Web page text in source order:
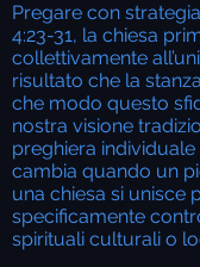
Pregare con
4:23-31, la chiesa
collettivamente
risultato che la
che modo questo
nostra visione
preghiera individuale
cambia quando un
una chiesa si unisce
specificamente
spirituali culturali o